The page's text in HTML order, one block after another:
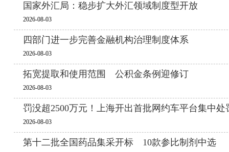
国家外汇局：稳步扩大外汇领域制度型开放
2026-08-03
四部门进一步完善金融机构治理制度体系
2026-08-03
拓宽提取和使用范围 公积金条例迎修订
2026-08-03
罚没超2500万元！上海开出首批网约车平台集中处
2026-08-03
第十二批全国药品集采开标 10款参比制剂中选